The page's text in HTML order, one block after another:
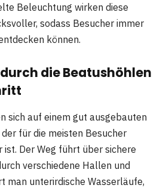
Beleuchtung wirken diese
sodass Besucher immer
können.
die Beatushöhlen
sich auf einem gut ausgebauten
für die meisten Besucher
Der Weg führt über sichere
verschiedene Hallen und
man unterirdische Wasserläufe,